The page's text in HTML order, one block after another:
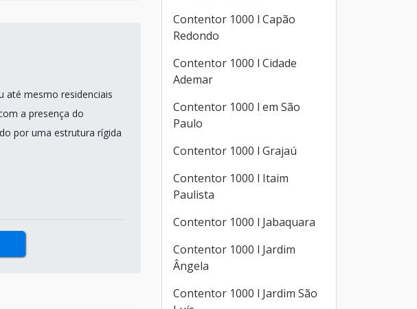
até mesmo residenciais
a presença do
por uma estrutura rígida
Contentor 1000 l Capão
Redondo
Contentor 1000 l Cidade
Ademar
Contentor 1000 l em São
Paulo
Contentor 1000 l Grajaú
Contentor 1000 l Itaim
Paulista
Contentor 1000 l Jabaquara
Contentor 1000 l Jardim
Ângela
Contentor 1000 l Jardim São